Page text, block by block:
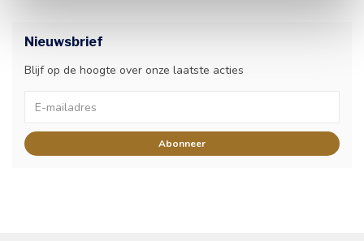
Nieuwsbrief
Blijf op de hoogte over onze laatste acties
Abonneer